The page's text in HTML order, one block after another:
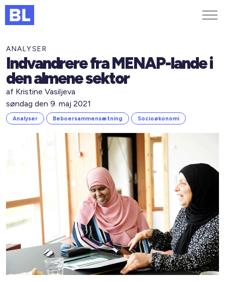
Genveje
Find medarbejder
Kurser og arrangementer
Jobportalen
MitBL
ANALYSER
Indvandrere fra MENAP-lande i
den almene sektor
af Kristine Vasiljeva
søndag den 9. maj 2021
Analyser Beboersammensætning Socioøkonomi